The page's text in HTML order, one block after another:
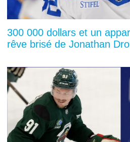
300 000 dollars et un
rêve brisé de Jonathan